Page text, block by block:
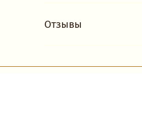
Отзывы